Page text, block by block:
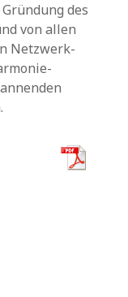
des
von allen
Netzwerk-